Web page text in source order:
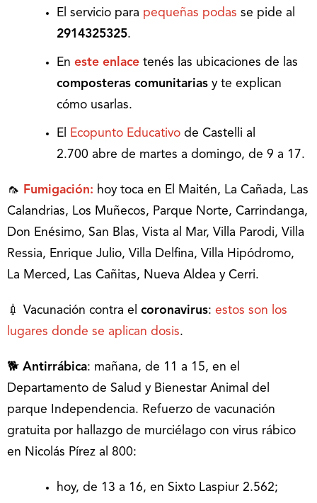
El servicio para pequeñas podas se pide al
2914325325.
En este enlace tenés las ubicaciones de las
composteras comunitarias y te explican
cómo usarlas.
El Ecopunto Educativo de Castelli al
2.700 abre de martes a domingo, de 9 a 17.
🦟 Fumigación: hoy toca en El Maitén, La Cañada, Las
Calandrias, Los Muñecos, Parque Norte, Carrindanga,
Don Enésimo, San Blas, Vista al Mar, Villa Parodi, Villa
Ressia, Enrique Julio, Villa Delfina, Villa Hipódromo,
La Merced, Las Cañitas, Nueva Aldea y Cerri.
💉 Vacunación contra el coronavirus: estos son los
lugares donde se aplican dosis.
🐕 Antirrábica: mañana, de 11 a 15, en el
Departamento de Salud y Bienestar Animal del
parque Independencia. Refuerzo de vacunación
gratuita por hallazgo de murciélago con virus rábico
en Nicolás Pírez al 800:
hoy, de 13 a 16, en Sixto Laspiur 2.562;